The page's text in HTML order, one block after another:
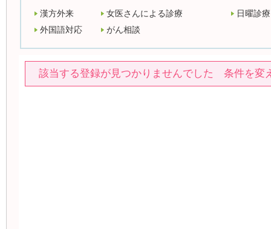
漢方外来 女医さんによる診療
日曜診療
外国語対応
がん相談
該当する登録が見つかりませんでした 条件を